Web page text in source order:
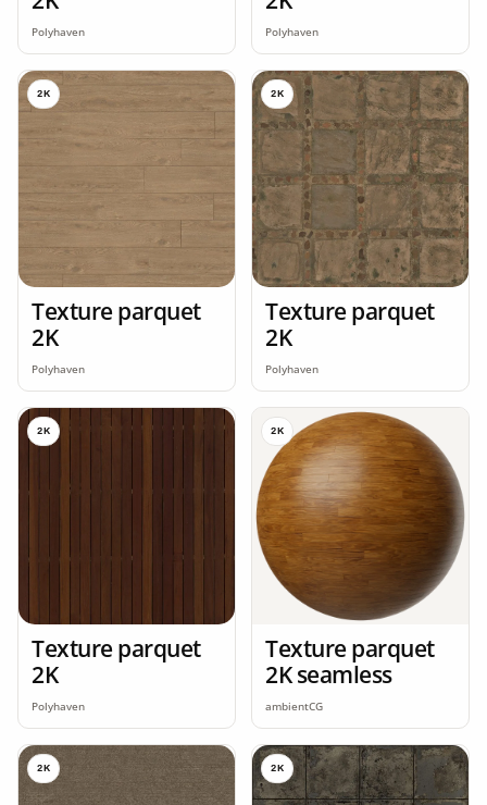
Polyhaven Polyhaven
2K
Texture parquet
2K
Polyhaven
2K
Texture parquet
2K
Polyhaven
2K
Texture parquet
2K
Polyhaven
2K
Texture parquet
2K seamless
ambientCG
2K 2K